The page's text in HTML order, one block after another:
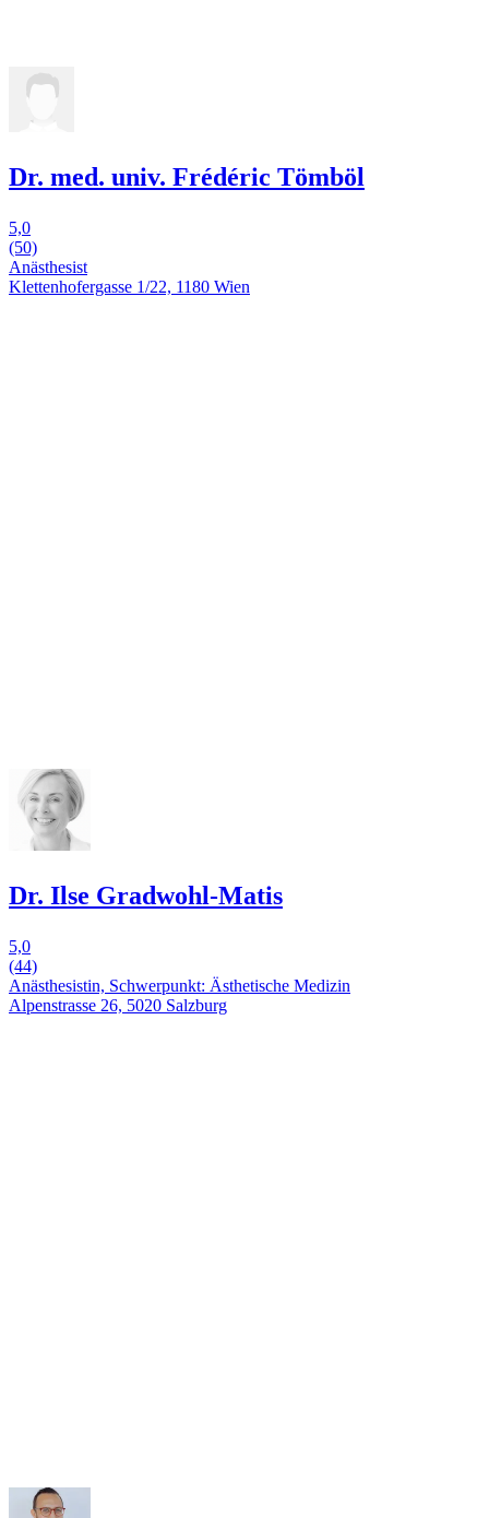
Dr. med. univ. Frédéric Tömböl
5,0
(50)
Anästhesist
Klettenhofergasse 1/22, 1180 Wien
Dr. Ilse Gradwohl-Matis
5,0
(44)
Anästhesistin, Schwerpunkt: Ästhetische Medizin
Alpenstrasse 26, 5020 Salzburg